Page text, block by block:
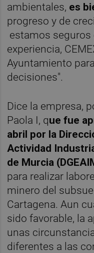
ambientales, es
progreso y de
estamos seguros
experiencia,
Ayuntamiento
decisiones".
Dice la empresa,
Paola I, que fue
abril por la
Actividad
de Murcia
para realizar
minero del
Cartagena. Aun
sido favorable, la
unas
diferentes a las